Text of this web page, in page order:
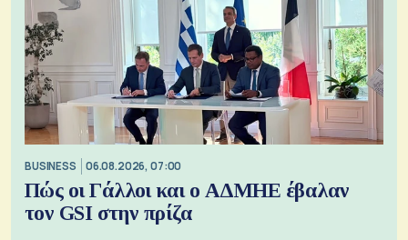
BUSINESS 06.08.2026, 07:00
Πώς οι Γάλλοι και ο ΑΔΜΗΕ έβαλαν
τον GSI στην πρίζα